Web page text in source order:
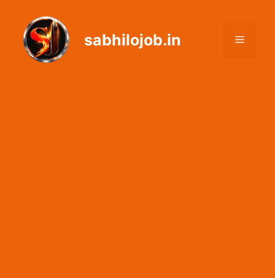
content
sabhilojob.in Menu